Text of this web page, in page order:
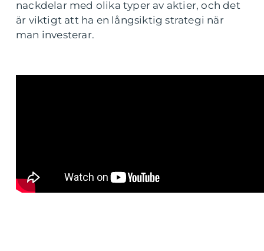
nackdelar med olika typer av aktier, och det
är viktigt att ha en långsiktig strategi när
man investerar.